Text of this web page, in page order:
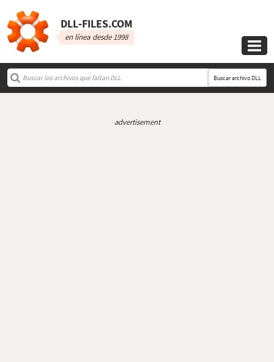
DLL‑FILES.COM
en línea desde 1998

Buscar archivo DLL
advertisement